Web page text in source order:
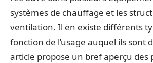
systèmes de chauffage et les
ventilation. Il en existe différents
fonction de l’usage auquel ils sont
article propose un bref aperçu des